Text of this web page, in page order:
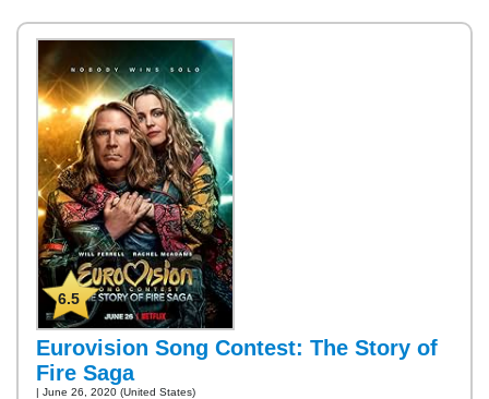
6.5
Eurovision Song Contest: The Story of
Fire Saga
| June 26, 2020 (United States)